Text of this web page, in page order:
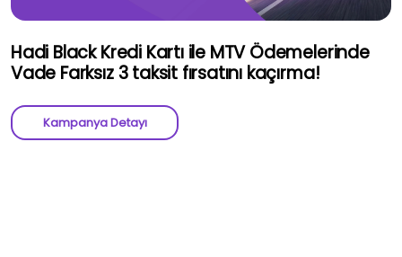
Hadi Black Kredi Kartı ile MTV Ödemelerinde
Vade Farksız 3 taksit fırsatını kaçırma!
Kampanya Detayı